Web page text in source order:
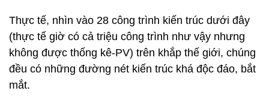
Thực tế, nhìn vào 28 công trình kiến trúc dưới đây
(thực tế giờ có cả triệu công trình như vậy nhưng
không được thống kê-PV) trên khắp thế giới, chúng
đều có những đường nét kiến trúc khá độc đáo, bắt
mắt.